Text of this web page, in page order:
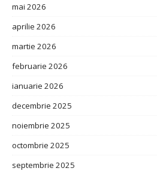
mai 2026
aprilie 2026
martie 2026
februarie 2026
ianuarie 2026
decembrie 2025
noiembrie 2025
octombrie 2025
septembrie 2025